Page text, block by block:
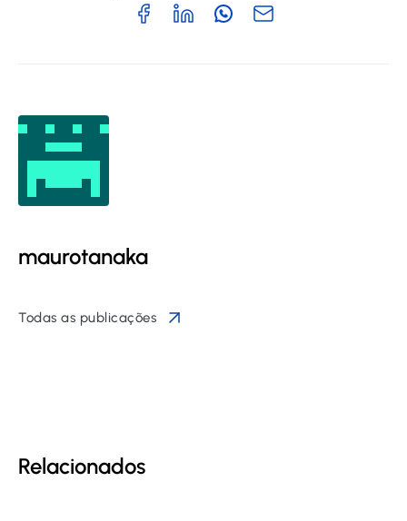
maurotanaka
Todas as publicações
Relacionados